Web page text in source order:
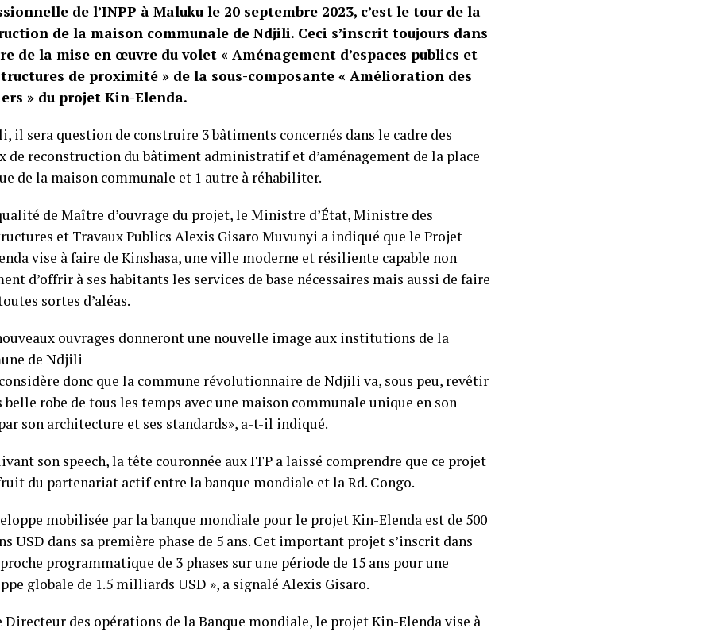
de l’INPP à Maluku le 20 septembre 2023, c’est le tour de la
de la maison communale de Ndjili. Ceci s’inscrit toujours dans
de la mise en œuvre du volet « Aménagement d’espaces publics et
de proximité » de la sous-composante « Amélioration des
» du projet Kin-Elenda.
il sera question de construire 3 bâtiments concernés dans le cadre des
de reconstruction du bâtiment administratif et d’aménagement de la place
de la maison communale et 1 autre à réhabiliter.
de Maître d’ouvrage du projet, le Ministre d’État, Ministre des
et Travaux Publics Alexis Gisaro Muvunyi a indiqué que le Projet
vise à faire de Kinshasa, une ville moderne et résiliente capable non
d’offrir à ses habitants les services de base nécessaires mais aussi de faire
sortes d’aléas.
ouvrages donneront une nouvelle image aux institutions de la
de Ndjili
donc que la commune révolutionnaire de Ndjili va, sous peu, revêtir
belle robe de tous les temps avec une maison communale unique en son
son architecture et ses standards», a-t-il indiqué.
son speech, la tête couronnée aux ITP a laissé comprendre que ce projet
du partenariat actif entre la banque mondiale et la Rd. Congo.
mobilisée par la banque mondiale pour le projet Kin-Elenda est de 500
USD dans sa première phase de 5 ans. Cet important projet s’inscrit dans
programmatique de 3 phases sur une période de 15 ans pour une
globale de 1.5 milliards USD », a signalé Alexis Gisaro.
Directeur des opérations de la Banque mondiale, le projet Kin-Elenda vise à